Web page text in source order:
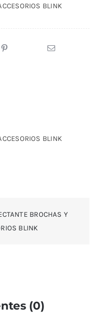
BLINK
BLINK
BROCHAS Y
BLINK
(0)